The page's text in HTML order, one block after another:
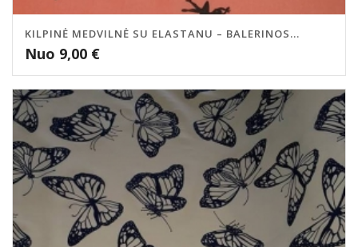
KILPINĖ MEDVILNĖ SU ELASTANU – BALERINOS...
Nuo 9,00 €